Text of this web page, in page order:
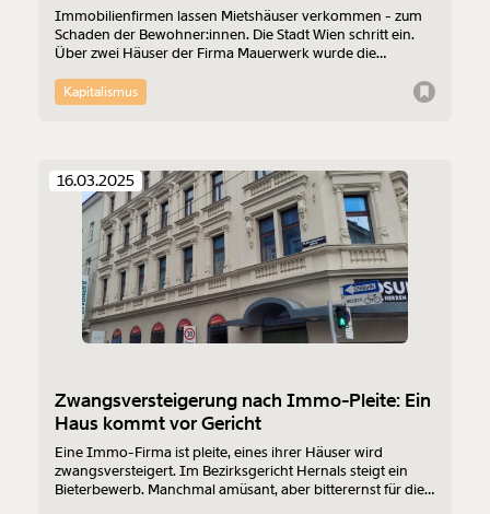
Immobilienfirmen lassen Mietshäuser verkommen - zum
Schaden der Bewohner:innen. Die Stadt Wien schritt ein.
Über zwei Häuser der Firma Mauerwerk wurde die
Konstrukt mit Scheinuntermieten und Strohmännern. Die
Staatsanwaltschaft ermittelt. Die Firma taucht ab.
Kapitalismus
16.03.2025
Zwangsversteigerung nach Immo-Pleite: Ein
Haus kommt vor Gericht
Eine Immo-Firma ist pleite, eines ihrer Häuser wird
zwangsversteigert. Im Bezirksgericht Hernals steigt ein
Bieterbewerb. Manchmal amüsant, aber bitterernst für die